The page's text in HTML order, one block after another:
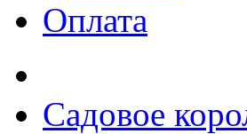
Оплата
Садовое